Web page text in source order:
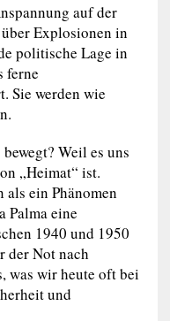
auf der
Explosionen in
politische Lage in
ferne
Sie werden wie
Weil es uns
„Heimat“ ist.
ein Phänomen
Palma eine
1940 und 1950
der Not nach
was wir heute oft bei
und